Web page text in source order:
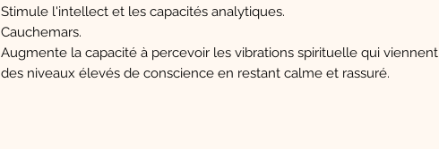
Stimule l'intellect et les capacités analytiques.
Cauchemars.
Augmente la capacité à percevoir les vibrations spirituelle qui viennent
des niveaux élevés de conscience en restant calme et rassuré.